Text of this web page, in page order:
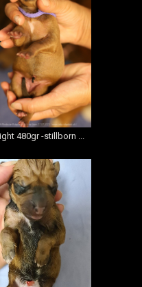
480gr -stillborn ...